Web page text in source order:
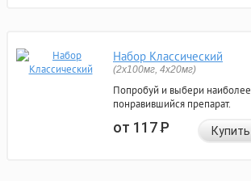
Набор Классический
(2x100мг, 4x20мг)
Попробуй и выбери наиболее
понравившийся препарат.
от 117Р Купить